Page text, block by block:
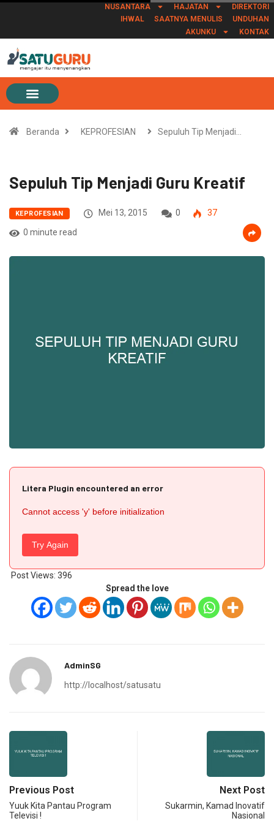
NUSANTARA HAJATAN
DIREKTORI
IHWAL
SAATNYA MENULIS
UNDUHAN
AKUNKU
KONTAK
Beranda KEPROFESIAN Sepuluh Tip Menjadi…
Sepuluh Tip Menjadi Guru Kreatif
KEPROFESIAN Mei 13, 2015 0
37
0 minute read
Litera Plugin encountered an error
Cannot access 'y' before initialization
Try Again
Post Views: 396
Spread the love
AdminSG
http://localhost/satusatu
Previous Post
Yuuk Kita Pantau Program
Televisi !
Next Post
Sukarmin, Kamad Inovatif
Nasional